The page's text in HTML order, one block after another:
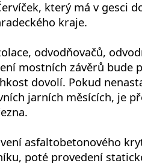
který má v gesci
kraje.
odvodňovačů,
mostních závěrů bude
dovolí. Pokud
jarních měsících, je
asfaltobetonového
poté provedení